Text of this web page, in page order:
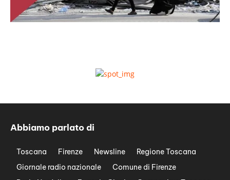
Abbiamo parlato di
Toscana Firenze Newsline
Regione Toscana
Giornale radio nazionale
Comune di Firenze